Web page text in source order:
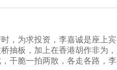
，为求投资，李嘉诚是座上
抽板，加上在香港胡作非为
干脆一拍两散，各走各路，